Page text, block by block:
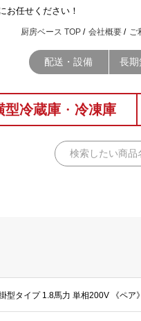
お任せください！
厨房ベース TOP 会社概要 ご
配送・設備 長期
型冷蔵庫 ・ 冷凍庫
型タイプ 1.8馬力 単相200V 《ペア